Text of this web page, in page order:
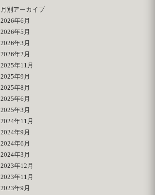
月別アーカイブ
2026年6月
2026年5月
2026年3月
2026年2月
2025年11月
2025年9月
2025年8月
2025年6月
2025年3月
2024年11月
2024年9月
2024年6月
2024年3月
2023年12月
2023年11月
2023年9月